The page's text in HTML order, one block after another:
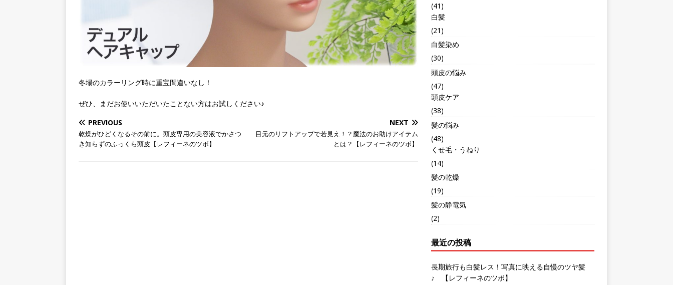
冬場のカラーリング時に重宝間違いなし！
ぜひ、まだお使いいただいたことない方はお試しください♪
PREVIOUS
乾燥がひどくなるその前に。頭皮専用の美容液でかさつ
き知らずのふっくら頭皮【レフィーネのツボ】
NEXT
目元のリフトアップで若見え！？魔法のお助けアイテム
とは？【レフィーネのツボ】
(41)
白髪
(21)
白髪染め
(30)
頭皮の悩み
(47)
頭皮ケア
(38)
髪の悩み
(48)
くせ毛・うねり
(14)
髪の乾燥
(19)
髪の静電気
(2)
最近の投稿
長期旅行も白髪レス！写真に映える自慢のツヤ髪
♪ 【レフィーネのツボ】